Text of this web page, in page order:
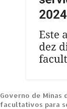
Governo de
facultativos para